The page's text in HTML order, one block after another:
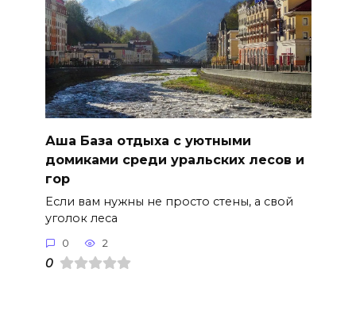
Аша База отдыха с уютными
домиками среди уральских лесов и
гор
Если вам нужны не просто стены, а свой
уголок леса
0 2
0